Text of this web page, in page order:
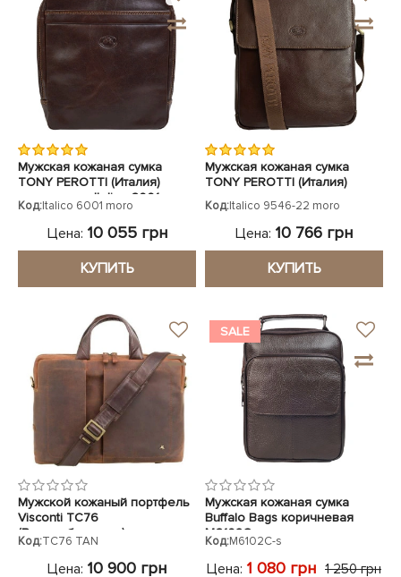
Мужская кожаная сумка
TONY PEROTTI (Италия)
коричневая Italico 6001 moro
Код:Italico 6001 moro
Цена: 10 055 грн
КУПИТЬ
Мужская кожаная сумка
TONY PEROTTI (Италия)
коричневая
Код:Italico 9546-22 moro
Цена: 10 766 грн
КУПИТЬ
Мужской кожаный портфель
Visconti TC76
(Великобритания)
коричневый TC76 TAN
Код:TC76 TAN
Цена: 10 900 грн
SALE
Мужская кожаная сумка
Buffalo Bags коричневая
M6102C
Код:M6102C-s
Цена: 1 080 грн 1 250 грн